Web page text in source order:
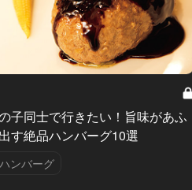
子同士で行きたい！旨味があふ
す絶品ハンバーグ10選
ンバーグ